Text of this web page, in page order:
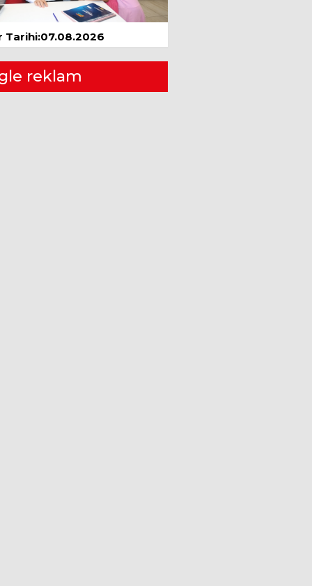
Mustafa TATLISU
ÜÇÜNCÜ DÜNYA
SAVAŞI
Tarihi:07.08.2026
reklam